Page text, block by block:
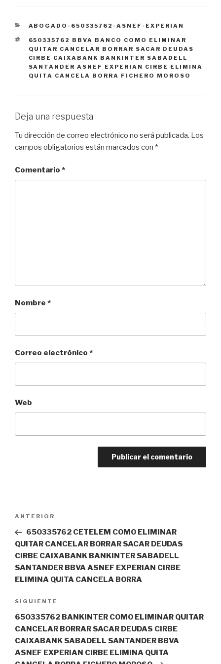
CATEGORÍAS
ABOGADO-650335762-ASNEF-EXPERIAN
ETIQUETAS
650335762 BBVA BANCO COMO ELIMINAR
QUITAR CANCELAR BORRAR SACAR DEUDAS
CIRBE CAIXABANK BANKINTER SABADELL
SANTANDER ASNEF EXPERIAN CIRBE ELIMINA
QUITA CANCELA BORRA FICHERO MOROSO
Deja una respuesta
Tu dirección de correo electrónico no será publicada. Los
campos obligatorios están marcados con *
Comentario *
Nombre *
Correo electrónico *
Web
entradas
Entrada
anterior:
ANTERIOR
650335762 CETELEM COMO ELIMINAR
QUITAR CANCELAR BORRAR SACAR DEUDAS
CIRBE CAIXABANK BANKINTER SABADELL
SANTANDER BBVA ASNEF EXPERIAN CIRBE
ELIMINA QUITA CANCELA BORRA
Siguiente
entrada
SIGUIENTE
650335762 BANKINTER COMO ELIMINAR QUITAR
CANCELAR BORRAR SACAR DEUDAS CIRBE
CAIXABANK SABADELL SANTANDER BBVA
ASNEF EXPERIAN CIRBE ELIMINA QUITA